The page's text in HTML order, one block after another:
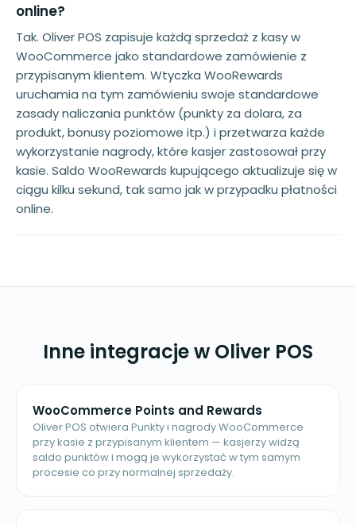
online?
Tak. Oliver POS zapisuje każdą sprzedaż z kasy w
WooCommerce jako standardowe zamówienie z
przypisanym klientem. Wtyczka WooRewards
uruchamia na tym zamówieniu swoje standardowe
zasady naliczania punktów (punkty za dolara, za
produkt, bonusy poziomowe itp.) i przetwarza każde
wykorzystanie nagrody, które kasjer zastosował przy
kasie. Saldo WooRewards kupującego aktualizuje się w
ciągu kilku sekund, tak samo jak w przypadku płatności
online.
Inne integracje w Oliver POS
WooCommerce Points and Rewards
Oliver POS otwiera Punkty i nagrody WooCommerce
przy kasie z przypisanym klientem — kasjerzy widzą
saldo punktów i mogą je wykorzystać w tym samym
procesie co przy normalnej sprzedaży.